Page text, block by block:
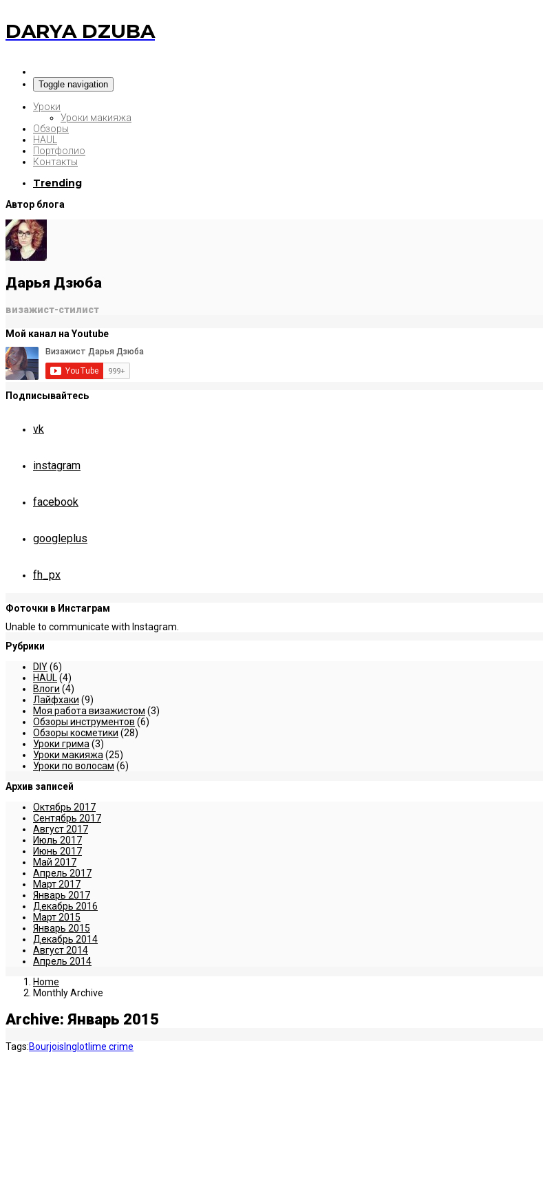
DARYA DZUBA
Toggle navigation
Уроки
Уроки макияжа
Обзоры
HAUL
Портфолио
Контакты
Trending
Автор блога
Дарья Дзюба
визажист-стилист
Мой канал на Youtube
Подписывайтесь
vk
instagram
facebook
googleplus
fh_px
Фоточки в Инстаграм
Unable to communicate with Instagram.
Рубрики
DIY(6)
HAUL (4)
Влоги (4)
Лайфхаки (9)
Моя работа визажистом (3)
Обзоры инструментов (6)
Обзоры косметики (28)
Уроки грима (3)
Уроки макияжа (25)
Уроки по волосам (6)
Архив записей
Октябрь 2017
Сентябрь 2017
Август 2017
Июль 2017
Июнь 2017
Май 2017
Апрель 2017
Март 2017
Январь 2017
Декабрь 2016
Март 2015
Январь 2015
Декабрь 2014
Август 2014
Апрель 2014
Home
Monthly Archive
Archive: Январь 2015
Tags:BourjoisInglotlime crime